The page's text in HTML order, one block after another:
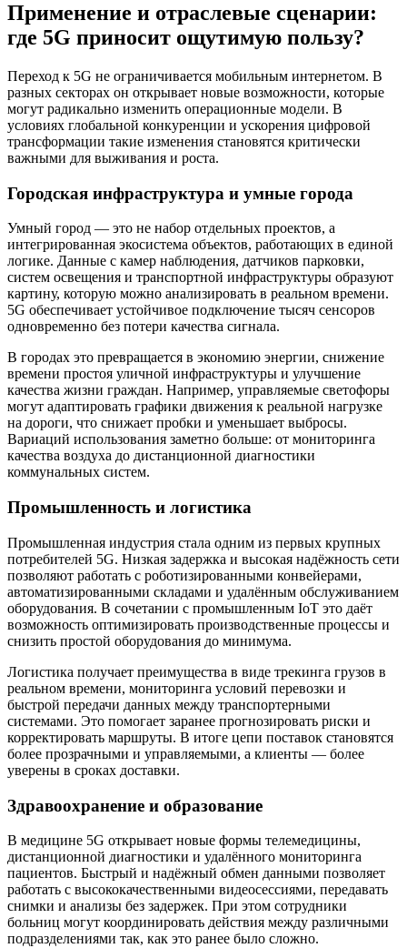
Применение и отраслевые сценарии:
где 5G приносит ощутимую пользу?
Переход к 5G не ограничивается мобильным интернетом. В
разных секторах он открывает новые возможности, которые
могут радикально изменить операционные модели. В
условиях глобальной конкуренции и ускорения цифровой
трансформации такие изменения становятся критически
важными для выживания и роста.
Городская инфраструктура и умные города
Умный город — это не набор отдельных проектов, а
интегрированная экосистема объектов, работающих в единой
логике. Данные с камер наблюдения, датчиков парковки,
систем освещения и транспортной инфраструктуры образуют
картину, которую можно анализировать в реальном времени.
5G обеспечивает устойчивое подключение тысяч сенсоров
одновременно без потери качества сигнала.
В городах это превращается в экономию энергии, снижение
времени простоя уличной инфраструктуры и улучшение
качества жизни граждан. Например, управляемые светофоры
могут адаптировать графики движения к реальной нагрузке
на дороги, что снижает пробки и уменьшает выбросы.
Вариаций использования заметно больше: от мониторинга
качества воздуха до дистанционной диагностики
коммунальных систем.
Промышленность и логистика
Промышленная индустрия стала одним из первых крупных
потребителей 5G. Низкая задержка и высокая надёжность сети
позволяют работать с роботизированными конвейерами,
автоматизированными складами и удалённым обслуживанием
оборудования. В сочетании с промышленным IoT это даёт
возможность оптимизировать производственные процессы и
снизить простой оборудования до минимума.
Логистика получает преимущества в виде трекинга грузов в
реальном времени, мониторинга условий перевозки и
быстрой передачи данных между транспортерными
системами. Это помогает заранее прогнозировать риски и
корректировать маршруты. В итоге цепи поставок становятся
более прозрачными и управляемыми, а клиенты — более
уверены в сроках доставки.
Здравоохранение и образование
В медицине 5G открывает новые формы телемедицины,
дистанционной диагностики и удалённого мониторинга
пациентов. Быстрый и надёжный обмен данными позволяет
работать с высококачественными видеосессиями, передавать
снимки и анализы без задержек. При этом сотрудники
больниц могут координировать действия между различными
подразделениями так, как это ранее было сложно.